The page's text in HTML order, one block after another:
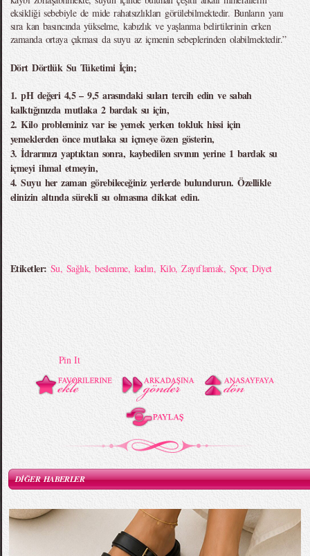
eksikliği sebebiyle de mide rahatsızlıkları görülebilmektedir. Bunların yanı
sıra kan basıncında yükselme, kabızlık ve yaşlanma belirtilerinin erken
zamanda ortaya çıkması da suyu az içmenin sebeplerinden olabilmektedir.”
Dört Dörtlük Su Tüketimi İçin;
1. pH değeri 4,5 – 9,5 arasındaki suları tercih edin ve sabah
kalktığınızda mutlaka 2 bardak su için,
2. Kilo probleminiz var ise yemek yerken tokluk hissi için
yemeklerden önce mutlaka su içmeye özen gösterin,
3. İdrarınızı yaptıktan sonra, kaybedilen sıvının yerine 1 bardak su
içmeyi ihmal etmeyin,
4. Suyu her zaman görebileceğiniz yerlerde bulundurun. Özellikle
elinizin altında sürekli su olmasına dikkat edin.
Etiketler: Su, Sağlık,beslenme, kadın, Kilo,Zayıflamak, Spor,Diyet
Pin It
DİĞER HABERLER